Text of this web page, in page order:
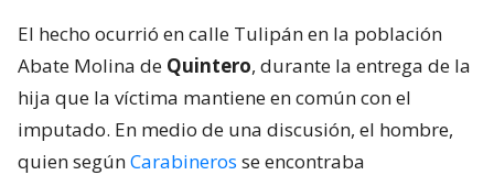
El hecho ocurrió en calle Tulipán en la población
Abate Molina de Quintero, durante la entrega de la
hija que la víctima mantiene en común con el
imputado. En medio de una discusión, el hombre,
quien segúnCarabineros se encontraba